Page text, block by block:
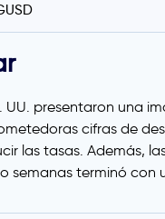
UU. presentaron una
cifras de
las tasas. Además,
semanas terminó con